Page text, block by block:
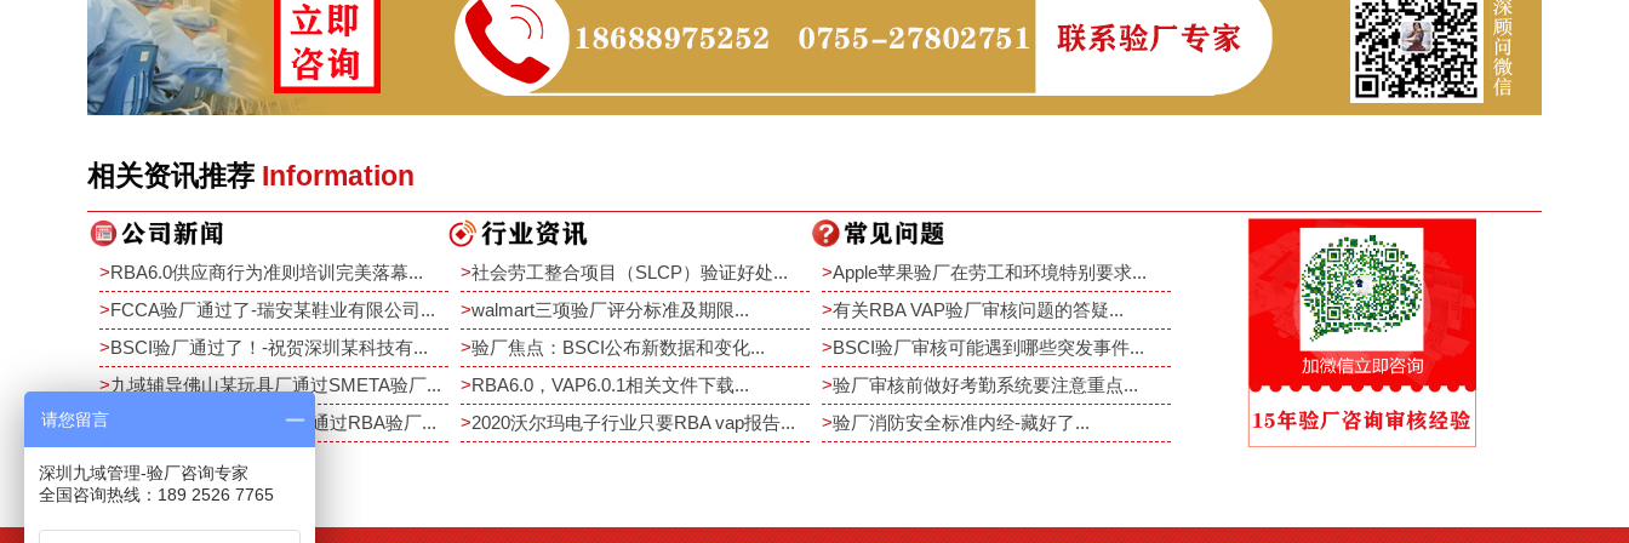
相关资讯推荐 Information
>RBA6.0供应商行为准则培训完美落幕...
>FCCA验厂通过了-瑞安某鞋业有限公司...
>BSCI验厂通过了！-祝贺深圳某科技有...
>九域辅导佛山某玩具厂通过SMETA验厂...
>
恭祝深圳某电子厂10月中通过RBA验厂...
>社会劳工整合项目（SLCP）验证好处...
>walmart三项验厂评分标准及期限...
>验厂焦点：BSCI公布新数据和变化...
>RBA6.0，VAP6.0.1相关文件下载...
>2020沃尔玛电子行业只要RBA vap报告...
>Apple苹果验厂在劳工和环境特别要求...
>有关RBA VAP验厂审核问题的答疑...
>BSCI验厂审核可能遇到哪些突发事件...
>验厂审核前做好考勤系统要注意重点...
>验厂消防安全标准内经-藏好了...
请您留言
深圳九域管理-验厂咨询专家
全国咨询热线：189 2526 7765